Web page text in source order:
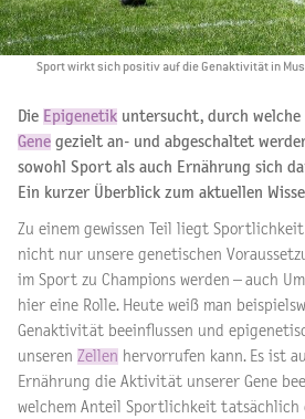
Sport wirkt sich positiv auf die Genaktivität in
Die Epigenetik untersucht, durch welche
Gene gezielt an- und abgeschaltet
sowohl Sport als auch Ernährung sich
Ein kurzer Überblick zum aktuellen
Zu einem gewissen Teil liegt Sportlichkeit
nicht nur unsere genetischen
im Sport zu Champions werden – auch
hier eine Rolle. Heute weiß man
Genaktivität beeinflussen und
unseren Zellen hervorrufen kann. Es ist
Ernährung die Aktivität unserer Gene
welchem Anteil Sportlichkeit tatsächlich